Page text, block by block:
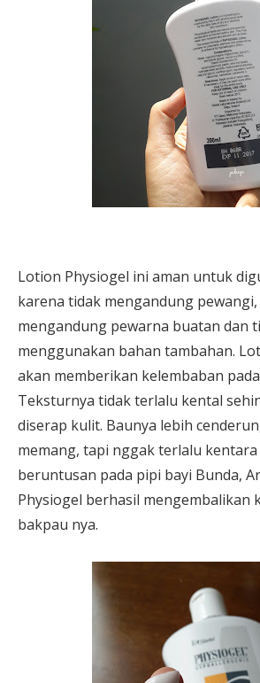
Lotion Physiogel ini aman untuk
karena tidak mengandung
mengandung pewarna buatan dan
menggunakan bahan tambahan.
akan memberikan kelembaban
Teksturnya tidak terlalu kental
diserap kulit. Baunya lebih
memang, tapi nggak terlalu kentara
beruntusan pada pipi bayi Bunda,
Physiogel berhasil mengembalikan
bakpau nya.